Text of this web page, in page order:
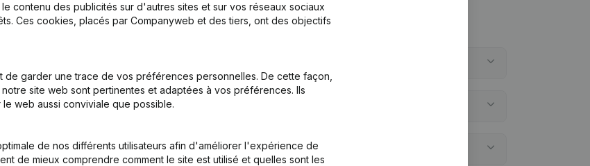
Quel est l'identifiant PEPPOL de Motherland vzw?
la société Motherland vzw a-t-elle été créée?
contenu des publicités sur d'autres sites et sur vos réseaux sociaux
Ces cookies, placés par Companyweb et des tiers, ont des objectifs
garder une trace de vos préférences personnelles. De cette façon,
site web sont pertinentes et adaptées à vos préférences. Ils
web aussi conviviale que possible.
de nos différents utilisateurs afin d'améliorer l'expérience de
de mieux comprendre comment le site est utilisé et quelles sont les